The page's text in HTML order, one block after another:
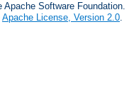
Apache Software Foundation.
Apache License, Version 2.0.